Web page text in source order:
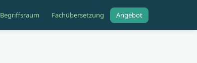
Begriffsraum Fachübersetzung Angebot